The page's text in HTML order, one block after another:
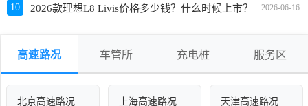
10 2026款理想L8 Livis价格多少钱？什么时候上市？ 2026-06-16
高速路况 车管所 充电桩 服务区
北京高速路况 上海高速路况 天津高速路况